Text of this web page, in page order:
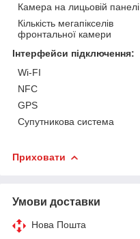
Камера на лицьовій панелі
Кількість мегапікселів
фронтальної камери
Інтерфейси підключення:
Wi-FI
NFC
GPS
Супутникова система
Приховати
Умови доставки
Нова Пошта